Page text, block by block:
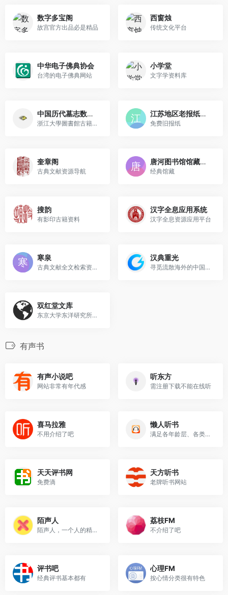
数字多宝阁
故宫官方出品必是精品
西窗烛
传统文化平台
中华电子佛典协会
台湾的电子佛典网站
小学堂
文字学资料库
中国历代墓志数据库
浙江大學圖書館古籍碑帖研究...
江苏地区老报纸数据库
免费旧报纸
奎章阁
古典文献资源导航
唐河图书馆馆藏古籍资源库
经典馆藏
搜韵
有影印古籍资料
汉字全息应用系统
汉字全息资源应用平台
寒泉
古典文献全文检索资料库
汉典重光
寻觅流散海外的中国古籍并将...
双红堂文库
东京大学东洋研究所所藏全文...
有声书
有声小说吧
网站非常有年代感
听东方
需注册下载不能在线听
喜马拉雅
不用介绍了吧
懒人听书
满足各年龄层、各类别收听人...
天天评书网
免费滴
天方听书
老牌听书网站
陌声人
陌声人，一个人的精神良药
荔枝FM
不介绍了吧
评书吧
经典评书基本都有
心理FM
按心情分类很有特色